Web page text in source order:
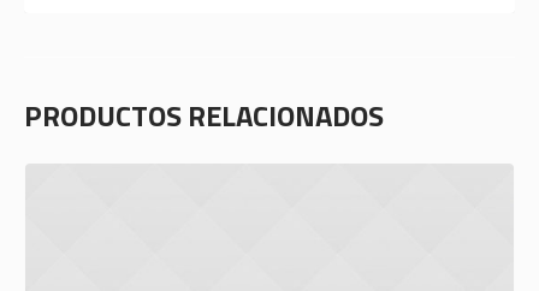
PRODUCTOS RELACIONADOS